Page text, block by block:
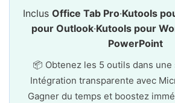
Inclus Office Tab Pro·Kutools
pour Outlook·Kutools pour
PowerPoint
📦 Obtenez les 5 outils dans
Intégration transparente avec
Gagner du temps et boostez